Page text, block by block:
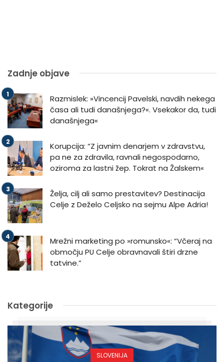
Zadnje objave
Razmislek: »Vincencij Pavelski, navdih nekega
časa ali tudi današnjega?«. Vsekakor da, tudi
današnjega«
Korupcija: “Z javnim denarjem v zdravstvu,
pa ne za zdravila, ravnali negospodarno,
oziroma za lastni žep. Tokrat na Žalskem«
Želja, cilj ali samo prestavitev? Destinacija
Celje z Deželo Celjsko na sejmu Alpe Adria!
Mrežni marketing po »romunsko«: “Včeraj na
območju PU Celje obravnavali štiri drzne
tatvine.”
Kategorije
SLOVENIJA